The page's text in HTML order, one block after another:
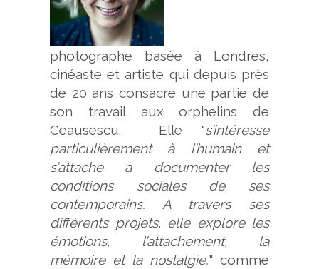
photographe basée à Londres,
cinéaste et artiste qui depuis près
de 20 ans consacre une partie de
son travail aux orphelins de
Ceausescu. Elle "s’intéresse
particulièrement à l’humain et
s’attache à documenter les
conditions sociales de ses
contemporains. A travers ses
différents projets, elle explore les
émotions, l’attachement, la
mémoire et la nostalgie." comme